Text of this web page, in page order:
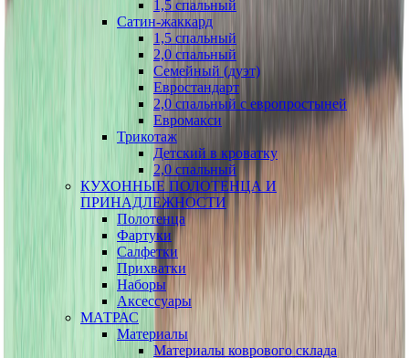
1,5 спальный
Сатин-жаккард
1,5 спальный
2,0 спальный
Семейный (дуэт)
Евростандарт
2,0 спальный с европростыней
Евромакси
Трикотаж
Детский в кроватку
2,0 спальный
КУХОННЫЕ ПОЛОТЕНЦА И
ПРИНАДЛЕЖНОСТИ
Полотенца
Фартуки
Салфетки
Прихватки
Наборы
Аксессуары
МАТРАС
Материалы
Материалы коврового склада